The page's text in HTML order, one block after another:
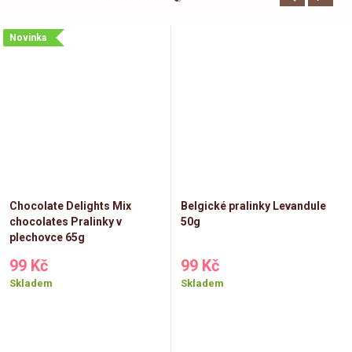
Novinka
Chocolate Delights Mix
chocolates Pralinky v
plechovce 65g
99 Kč
Skladem
Belgické pralinky Levandule
50g
99 Kč
Skladem